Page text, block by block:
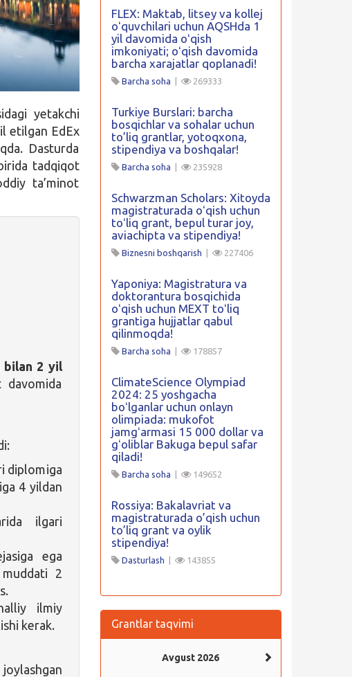
yetakchi
etilgan EdEx
Dasturda
tadqiqot
ta’minot
bilan 2 yil
diplomiga
4 yildan
ilgari
ega
2
ilmiy
kerak.
FLEX: Maktab, litsey va kollej
oʻquvchilari uchun AQSHda 1
yil davomida oʻqish
imkoniyati; oʻqish davomida
barcha xarajatlar qoplanadi!
Barcha soha 269333
Turkiye Burslari: barcha
bosqichlar va sohalar uchun
to’liq grantlar, yotoqxona,
stipendiya va boshqalar!
Barcha soha 235928
Schwarzman Scholars: Xitoyda
magistraturada oʻqish uchun
toʻliq grant, bepul turar joy,
aviachipta va stipendiya!
Biznesni boshqarish 227406
Yaponiya: Magistratura va
doktorantura bosqichida
oʻqish uchun MEXT toʻliq
grantiga hujjatlar qabul
qilinmoqda!
Barcha soha 178857
ClimateScience Olympiad
2024: 25 yoshgacha
boʻlganlar uchun onlayn
olimpiada: mukofot
jamgʻarmasi 15 000 dollar va
gʻoliblar Bakuga bepul safar
qiladi!
Barcha soha 149652
Rossiya: Bakalavriat va
magistraturada o’qish uchun
to’liq grant va oylik
stipendiya!
Dasturlash 143855
Grantlar taqvimi
Avgust 2026